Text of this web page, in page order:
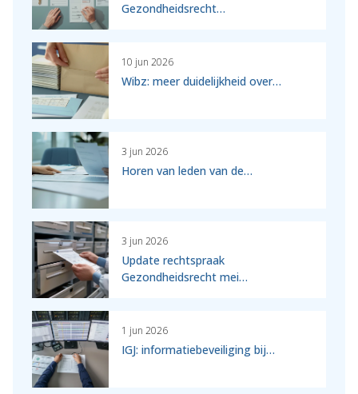
Gezondheidsrecht…
10 jun 2026
Wibz: meer duidelijkheid over…
3 jun 2026
Horen van leden van de…
3 jun 2026
Update rechtspraak
Gezondheidsrecht mei…
1 jun 2026
IGJ: informatiebeveiliging bij…